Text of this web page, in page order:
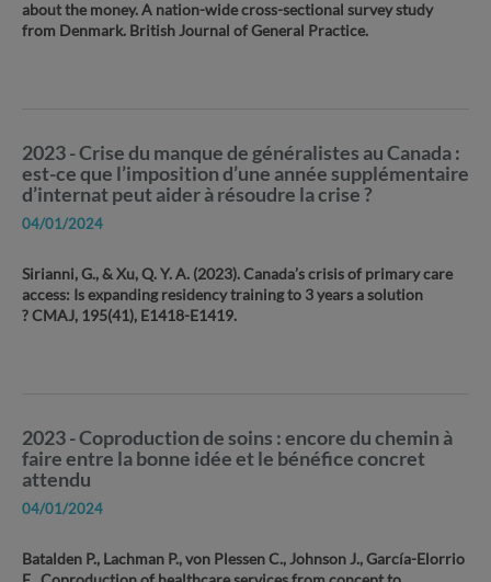
about the money. A nation-wide cross-sectional survey study
from Denmark. British Journal of General Practice.
2023 - Crise du manque de généralistes au Canada :
est-ce que l’imposition d’une année supplémentaire
d’internat peut aider à résoudre la crise ?
04/01/2024
Sirianni, G., & Xu, Q. Y. A. (2023). Canada’s crisis of primary care
access: Is expanding residency training to 3 years a solution
? CMAJ, 195(41), E1418-E1419.
2023 - Coproduction de soins : encore du chemin à
faire entre la bonne idée et le bénéfice concret
attendu
04/01/2024
Batalden P., Lachman P., von Plessen C., Johnson J., García-Elorrio